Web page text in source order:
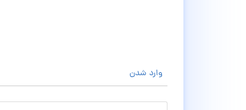
وارد شدن